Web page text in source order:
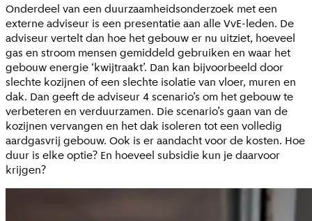
Onderdeel van een duurzaamheidsonderzoek met een
externe adviseur is een presentatie aan alle VvE-leden. De
adviseur vertelt dan hoe het gebouw er nu uitziet, hoeveel
gas en stroom mensen gemiddeld gebruiken en waar het
gebouw energie ‘kwijtraakt’. Dan kan bijvoorbeeld door
slechte kozijnen of een slechte isolatie van vloer, muren en
dak. Dan geeft de adviseur 4 scenario’s om het gebouw te
verbeteren en verduurzamen. Die scenario’s gaan van de
kozijnen vervangen en het dak isoleren tot een volledig
aardgasvrij gebouw. Ook is er aandacht voor de kosten. Hoe
duur is elke optie? En hoeveel subsidie kun je daarvoor
krijgen?